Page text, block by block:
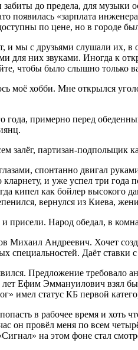
до предела, для музыки
появилась «зарплата
по цене, но в городе
и мы с друзьями слушали их,
для них звуками. Иногда к
чтобы было слышно
моё хобби. Мне открылся
года, примерно перед
залёг, партизан-подпольщик
спонтанно двигал
и уже успел три года
кипел как бойлер высокого
вернулся из Киева,
Народ обедал, в
Михаил Андреевич. Хочет
специальностей. Даёт
Предложение
лет Ефим Эммануилович взял
имел статус КБ первой
в рабочее время и хоть
он провёл меня по всем
на этом фоне стал